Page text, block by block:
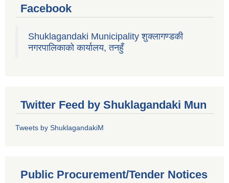
Facebook
Shuklagandaki Municipality शुक्लागण्डकी
नगरपालिकाको कार्यालय, तनहुँ
Twitter Feed by Shuklagandaki Mun
Tweets by ShuklagandakiM
Public Procurement/Tender Notices